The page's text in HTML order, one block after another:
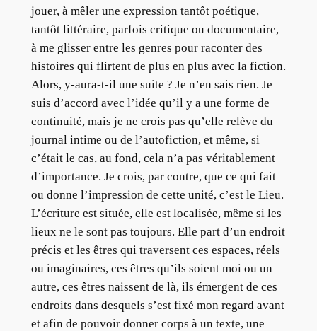
jouer, à mêler une expression tantôt poétique,
tantôt littéraire, parfois critique ou documentaire,
à me glisser entre les genres pour raconter des
histoires qui flirtent de plus en plus avec la fiction.
Alors, y-aura-t-il une suite ? Je n’en sais rien. Je
suis d’accord avec l’idée qu’il y a une forme de
continuité, mais je ne crois pas qu’elle relève du
journal intime ou de l’autofiction, et même, si
c’était le cas, au fond, cela n’a pas véritablement
d’importance. Je crois, par contre, que ce qui fait
ou donne l’impression de cette unité, c’est le Lieu.
L’écriture est située, elle est localisée, même si les
lieux ne le sont pas toujours. Elle part d’un endroit
précis et les êtres qui traversent ces espaces, réels
ou imaginaires, ces êtres qu’ils soient moi ou un
autre, ces êtres naissent de là, ils émergent de ces
endroits dans desquels s’est fixé mon regard avant
et afin de pouvoir donner corps à un texte, une